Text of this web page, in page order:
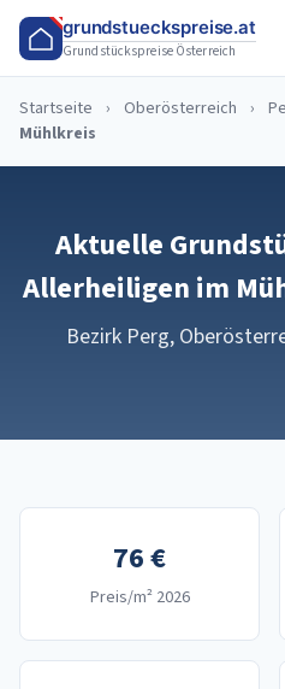
grundstueckspreise.at
Grundstückspreise Österreich
Startseite › Oberösterreich ›
Mühlkreis
Aktuelle
Allerheiligen im
Bezirk Perg,
76 €
Preis/m² 2026